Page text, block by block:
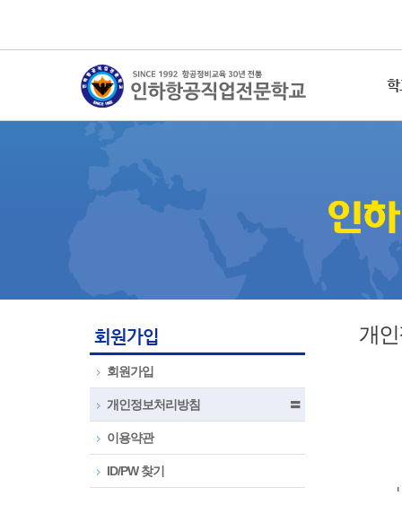
학
회원가입
회원가입
개인정보처리방침 〓
이용약관
ID/PW 찾기
개